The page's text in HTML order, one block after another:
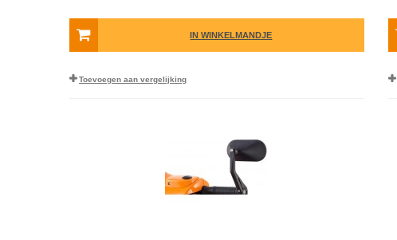
IN WINKELMANDJE
Toevoegen aan vergelijking